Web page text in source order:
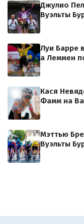
Джулио
Вуэльты
Луи Барре
а Леммен
Кася
Фамм на
Мэттью
Вуэльты